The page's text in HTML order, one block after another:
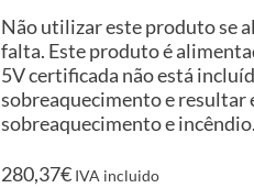
Não utilizar este produto se
falta. Este produto é
5V certificada não está
sobreaquecimento e resultar
sobreaquecimento e incêndio.
280,37€ IVA incluido